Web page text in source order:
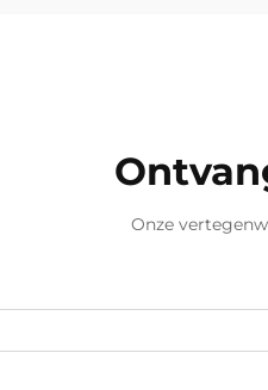
Onze